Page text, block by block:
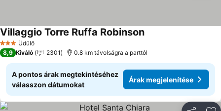
3 Kategória
Üdülő
Villaggio Torre Ruffa Robinson
8,9 Kiváló 2301 0.8 km távolságra a parttól
A pontos árak megtekintéséhez
válasszon dátumokat
Árak megjelenítése